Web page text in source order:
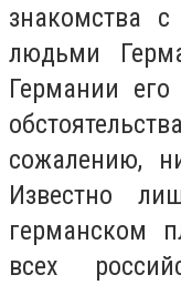
знакомства
людьми
Германии
сожалению,
Известно
германском
всех